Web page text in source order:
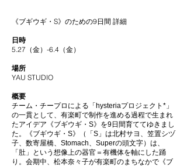
《ブギウギ・S》のための9日間 詳細
日時
5.27（金）-6.4（金）
場所
YAU STUDIO
概要
チーム・チープロによる「hysteriaプロジェクト*」
の一貫として、有楽町で制作を進める過程で生まれ
たアイデア《ブギウギ・S》を9日間育ててゆきまし
た。《ブギウギ・S》（「S」は北村サヨ、笠置シヅ
子、数寄屋橋、Stomach、Superの頭文字）は、
「肚」という想像上の器官＝有機体を軸にした踊
り。会期中、松本奈々子が有楽町のまちなかで《ブ